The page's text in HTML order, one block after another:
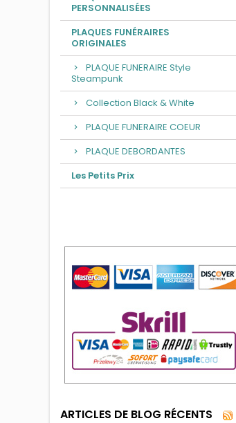
PERSONNALISÉES
PLAQUES FUNÉRAIRES
ORIGINALES
PLAQUE FUNERAIRE Style
Steampunk
Collection Black & White
PLAQUE FUNERAIRE COEUR
PLAQUE DEBORDANTES
Les Petits Prix
ARTICLES DE BLOG RÉCENTS